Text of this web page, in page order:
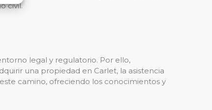
civil.
legal y regulatorio. Por ello,
una propiedad en Carlet, la asistencia
camino, ofreciendo los conocimientos y